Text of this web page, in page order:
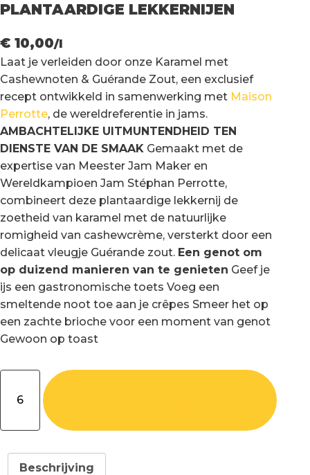
PLANTAARDIGE LEKKERNIJEN
€10,00
Laat je verleiden door onze Karamel met
Cashewnoten & Guérande Zout, een exclusief
recept ontwikkeld in samenwerking met Maison
Perrotte, de wereldreferentie in jams.
AMBACHTELIJKE UITMUNTENDHEID TEN
DIENSTE VAN DE SMAAK Gemaakt met de
expertise van Meester Jam Maker en
Wereldkampioen Jam Stéphan Perrotte,
combineert deze plantaardige lekkernij de
zoetheid van karamel met de natuurlijke
romigheid van cashewcrème, versterkt door een
delicaat vleugje Guérande zout. Een genot om
op duizend manieren van te genieten Geef je
ijs een gastronomische toets Voeg een
smeltende noot toe aan je crêpes Smeer het op
een zachte brioche voor een moment van genot
Gewoon op toast
Plantaardige
lekkernijen
Beschrijving